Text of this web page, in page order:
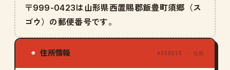
〒999-0423は山形県西置賜郡飯豊町須郷（ス
ゴウ）の郵便番号です。
◉ 住所情報 ADDRESS · 住所